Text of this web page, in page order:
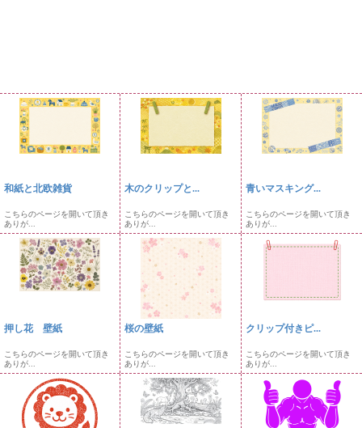
和紙と北欧雑貨
こちらのページを開いて頂き
ありが...
木のクリップと...
こちらのページを開いて頂き
ありが...
青いマスキング...
こちらのページを開いて頂き
ありが...
押し花 壁紙
こちらのページを開いて頂き
ありが...
桜の壁紙
こちらのページを開いて頂き
ありが...
クリップ付きピ...
こちらのページを開いて頂き
ありが...